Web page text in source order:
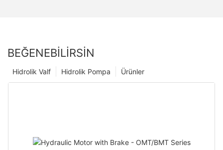
BEĞENEBILIRSIN
Ürünler
Hidrolik Pompa
Hidrolik Valf